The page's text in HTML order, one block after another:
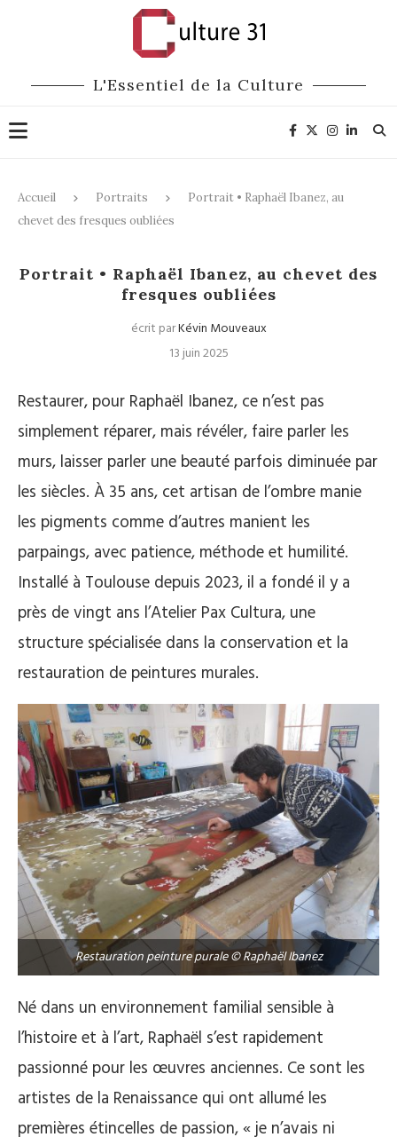
L'Essentiel de la Culture
Accueil Portraits
Portrait • Raphaël Ibanez, au
chevet des fresques oubliées
Portrait • Raphaël Ibanez, au chevet des
fresques oubliées
écrit parKévin Mouveaux
13 juin 2025
Restaurer, pour Raphaël Ibanez, ce n’est pas
simplement réparer, mais révéler, faire parler les
murs, laisser parler une beauté parfois diminuée par
les siècles. À 35 ans, cet artisan de l’ombre manie
les pigments comme d’autres manient les
parpaings, avec patience, méthode et humilité.
Installé à Toulouse depuis 2023, il a fondé il y a
près de vingt ans l’Atelier Pax Cultura, une
structure spécialisée dans la conservation et la
restauration de peintures murales.
Restauration peinture purale © Raphaël Ibanez
Né dans un environnement familial sensible à
l’histoire et à l’art, Raphaël s’est rapidement
passionné pour les œuvres anciennes. Ce sont les
artistes de la Renaissance qui ont allumé les
premières étincelles de passion, « je n’avais ni